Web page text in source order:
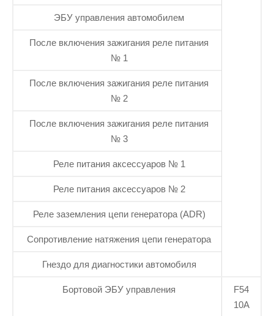
ЭБУ управления автомобилем
После включения зажигания реле питания
№ 1
После включения зажигания реле питания
№ 2
После включения зажигания реле питания
№ 3
Реле питания аксессуаров № 1
Реле питания аксессуаров № 2
Реле заземления цепи генератора (ADR)
Сопротивление натяжения цепи генератора
Гнездо для диагностики автомобиля
Бортовой ЭБУ управления
F54
10А